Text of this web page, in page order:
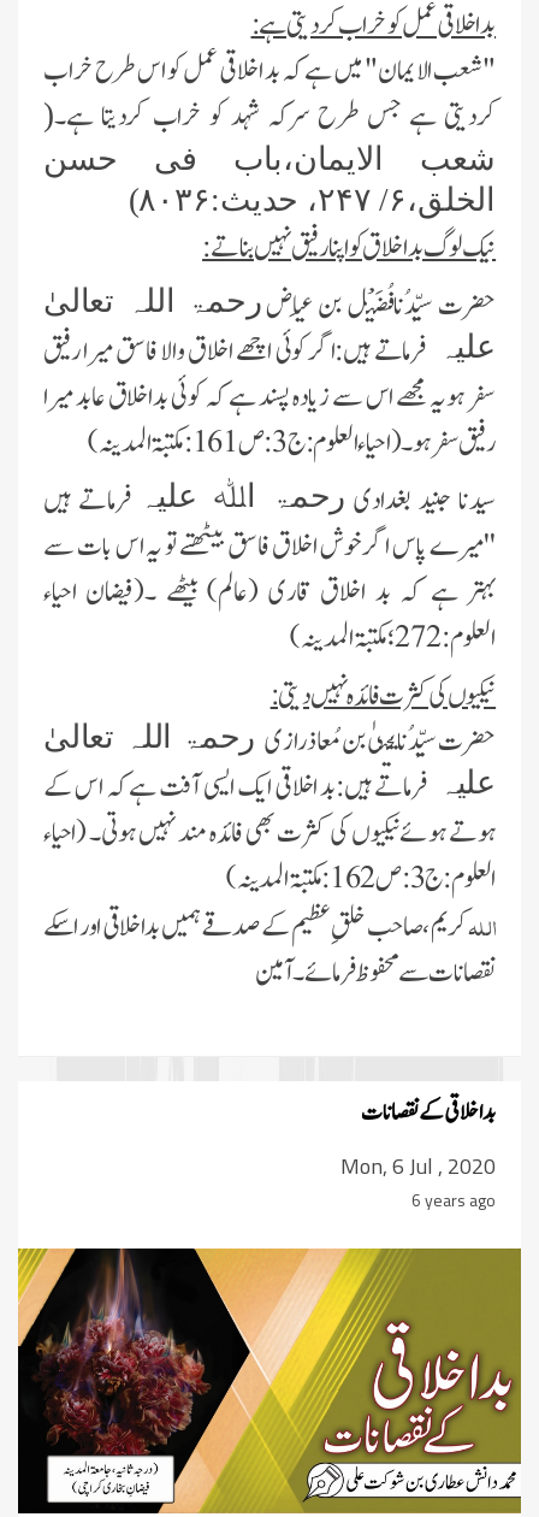
بداخلاقی عمل کوخراب کردیتی ہے:
"شعب الایمان" میں ہے کہ بد اخلاقی عمل کو اس طرح خراب
کردیتی ہے جس طرح سرکہ شہد کو خراب کردیتا ہے۔(
شعب الايمان،باب فی حسن
الخلق، ۶/ ۲۴۷، حديث:۸۰۳۶)
نیک لوگ بداخلاق کواپنا رفیق نہیں بناتے:
حضرت سیِّدُنافُضَیْل بن عِیاضرحمۃ اللہ تعالیٰ
علیہ فرماتے ہیں:اگر کوئی اچھے اخلاق والا فاسق میرا رفیق
سفر ہویہ مجھے اس سے زیادہ پسند ہے کہ کوئی بداخلاق عابد میرا
رفیق سفر ہو۔(احیاء العلوم:ج3:ص161:مکتبۃ المدینہ)
سیدنا جنید بغدادی رحمۃ اﷲ علیہ فرماتے ہیں
''میرے پاس اگر خوش اخلاق فاسق بیٹھتے تو یہ اس بات سے
بہتر ہے کہ بد اخلاق قاری (عالم) بیٹھے ۔(فیضان احیاء
العلوم:272؛مکتبۃ المدینہ)
نیکیوں کی کثرت فائدہ نہیں دیتی:
حضرت سیِّدُنا یحییٰ بن مُعاذرازی رحمۃ اللہ تعالیٰ
علیہفرماتے ہیں:بد اخلاقی ایک ایسی آفت ہے کہ اس کے
ہوتے ہوئےنیکیوں کی کثرت بھی فائدہ مند نہیں ہوتی۔(احیاء
العلوم:ج3:ص162:مکتبۃ المدینہ)
اللہکریم ،صاحب خلقِ عظیم کے صدقے ہمیں بداخلاقی اور اسکے
نقصانات سے محفوظ فرمائے۔آمین
بداخلاقى کے نقصانات
Mon, 6 Jul , 2020
6 years ago